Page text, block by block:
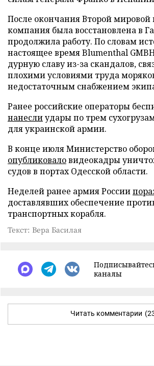
После окончания Второй
компания была восстановлена в
продолжила работу. По словам
настоящее время Blumenthal
дурную славу из-за скандалов,
плохими условиями труда
недостаточным снабжением
Ранее российские операторы
нанеслиудары по трем
для украинской армии.
В конце июля Министерство
опубликоваловидеокадры
судов в портах Одесской области.
Неделей ранее армия России
доставлявших обеспечение
транспортных корабля.
Текст: Вера Басилая
каналы
Читать комментарии